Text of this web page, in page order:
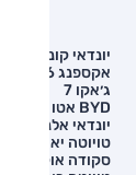
יונדאי קונה
אקספנג G6
ג׳אקו 7
BYD אטו 3
יונדאי אלנטרה
טויוטה יאריס קרוס
סקודה אוקטביה